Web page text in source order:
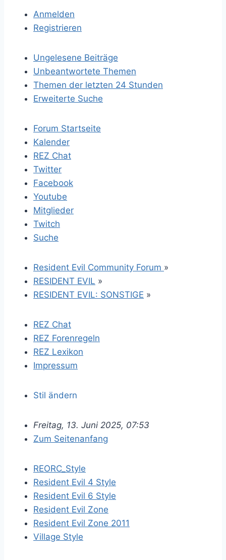
Anmelden
Registrieren
Ungelesene Beiträge
Unbeantwortete Themen
Themen der letzten 24 Stunden
Erweiterte Suche
Forum Startseite
Kalender
REZ Chat
Twitter
Facebook
Youtube
Mitglieder
Twitch
Suche
Resident Evil Community Forum »
RESIDENT EVIL »
RESIDENT EVIL: SONSTIGE »
REZ Chat
REZ Forenregeln
REZ Lexikon
Impressum
Stil ändern
Freitag, 13. Juni 2025, 07:53
Zum Seitenanfang
REORC_Style
Resident Evil 4 Style
Resident Evil 6 Style
Resident Evil Zone
Resident Evil Zone 2011
Village Style